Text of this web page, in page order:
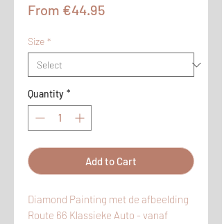
From €44.95Sale
Size *
Quantity *
Add to Cart
Diamond Painting met de afbeelding
Route 66 Klassieke Auto - vanaf